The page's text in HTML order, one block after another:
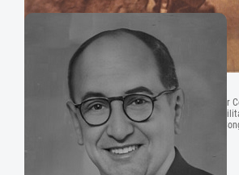
Alfredo Délano Rojas
Fotografía de Alfredo Délano Rojas, exdiputado por
Chañaral y Freirina (1894-1897), en su uniforme
coronel del Ejército, combatió en las fuerzas del
Revolución de 1891.
Agradecimientos: Catalina Amenábar Tocornal.